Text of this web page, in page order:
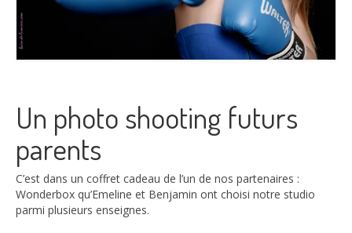
Un photo shooting futurs
parents
C’est dans un coffret cadeau de l’un de nos partenaires :
Wonderbox qu’Emeline et Benjamin ont choisi notre studio
parmi plusieurs enseignes.